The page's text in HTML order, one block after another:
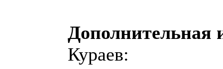
Дополнительная
Кураев: